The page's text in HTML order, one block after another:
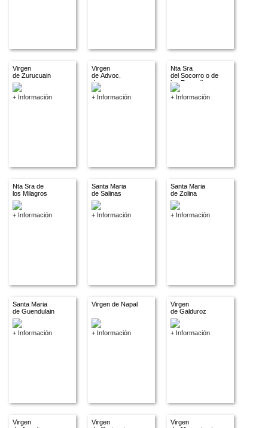
Virgen
de Zurucuain
+ Información
Virgen
de Advoc.
descon.
+ Información
Nta Sra
del Socorro o de
los Remedios
+ Información
Nta Sra de
los Milagros
+ Información
Santa Maria
de Salinas
+ Información
Santa Maria
de Zolina
+ Información
Santa Maria
de Guendulain
+ Información
Virgen de Napal
+ Información
Virgen
de Galduroz
+ Información
Virgen
Virgen
Virgen